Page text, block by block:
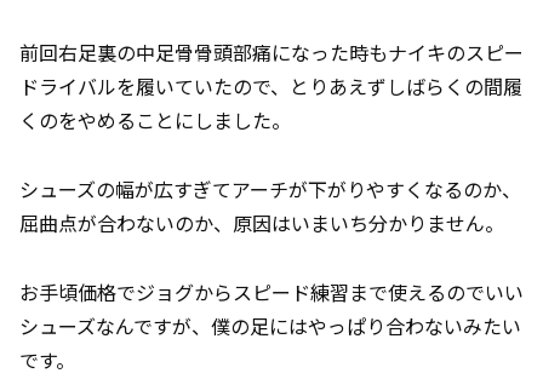
前回右足裏の中足骨骨頭部痛になった時もナイキのスピー
ドライバルを履いていたので、とりあえずしばらくの間履
くのをやめることにしました。
シューズの幅が広すぎてアーチが下がりやすくなるのか、
屈曲点が合わないのか、原因はいまいち分かりません。
お手頃価格でジョグからスピード練習まで使えるのでいい
シューズなんですが、僕の足にはやっぱり合わないみたい
です。